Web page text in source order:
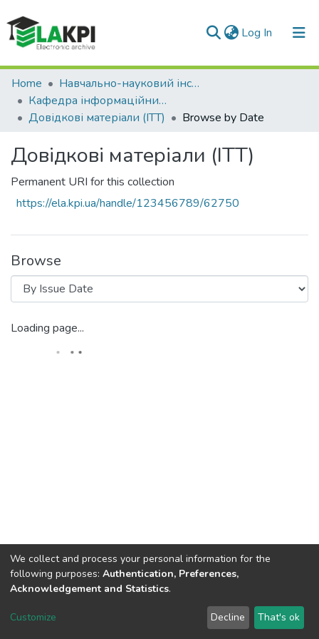
Log In (current)
Communities & Collections
All of DSpace
Home
Навчально-науковий інститут телекомунікаційних систем (НН ІТС)
Кафедра інформаційних технологій в телекомунікаціях (ІТТ)
Довідкові матеріали (ІТТ)
Browse by Date
Довідкові матеріали (ІТТ)
Permanent URI for this collection
https://ela.kpi.ua/handle/123456789/62750
Browse
Loading page...
DSpace software copyright © 2002-2026 LYRASIS
Send Feedback
We collect and process your personal information for the
following purposes: Authentication, Preferences,
Acknowledgement and Statistics.
Customize Decline That's ok